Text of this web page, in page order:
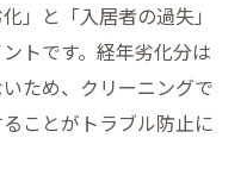
」と「入居者の過失」
トです。経年劣化分は
ため、クリーニングで
ことがトラブル防止に